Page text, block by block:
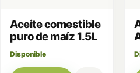
Aceite comestible
puro de maíz 1.5L
Disponible